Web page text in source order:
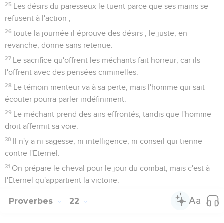
25 Les désirs du paresseux le tuent parce que ses mains se
refusent à l'action ;
26 toute la journée il éprouve des désirs ; le juste, en
revanche, donne sans retenue.
27 Le sacrifice qu'offrent les méchants fait horreur, car ils
l'offrent avec des pensées criminelles.
28 Le témoin menteur va à sa perte, mais l'homme qui sait
écouter pourra parler indéfiniment.
29 Le méchant prend des airs effrontés, tandis que l'homme
droit affermit sa voie.
30 Il n'y a ni sagesse, ni intelligence, ni conseil qui tienne
contre l'Eternel.
31 On prépare le cheval pour le jour du combat, mais c'est à
l'Eternel qu'appartient la victoire.
Proverbes 22